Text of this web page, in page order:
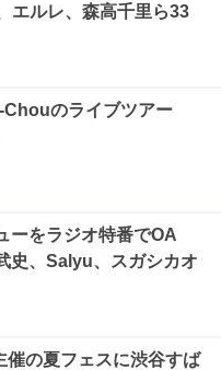
エルレ、森高千里ら33
のライブツアー
ーをラジオ特番でOA
史、Salyu、スガシカオ
催の夏フェスに渋谷すば